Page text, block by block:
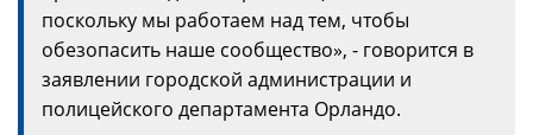
поскольку мы работаем над тем, чтобы
обезопасить наше сообщество», - говорится в
заявлении городской администрации и
полицейского департамента Орландо.